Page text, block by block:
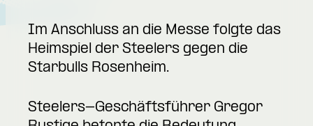
Im Anschluss an die Messe folgte das
Heimspiel der Steelers gegen die
Starbulls Rosenheim.
Steelers-Geschäftsführer Gregor